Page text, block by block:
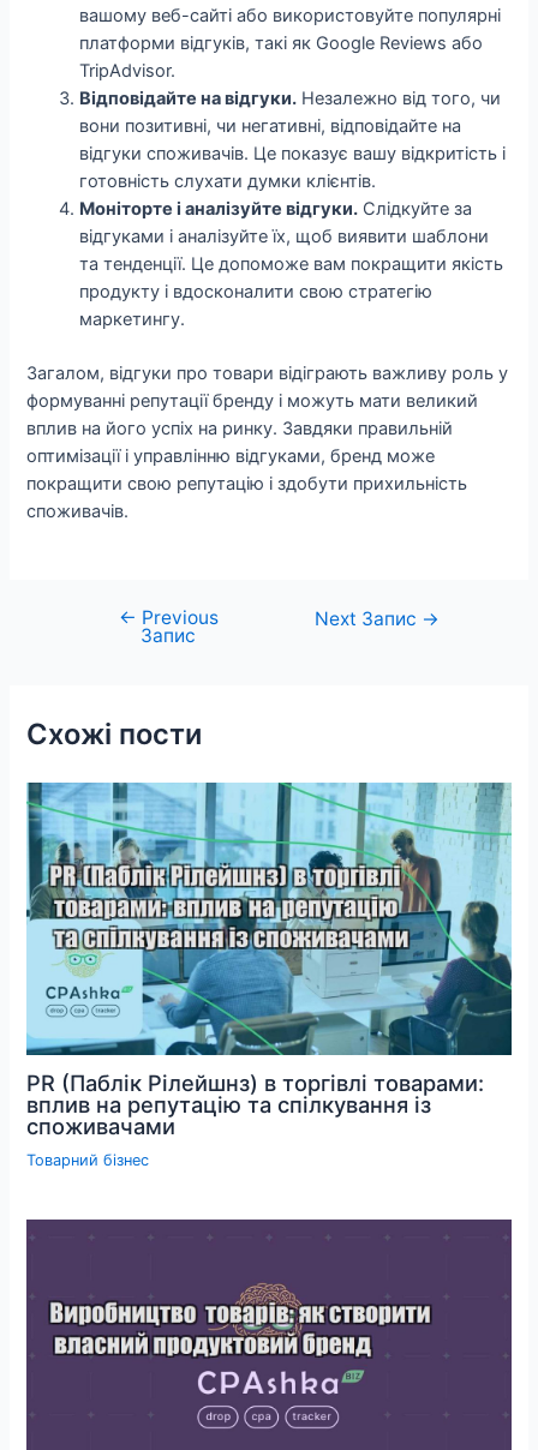
вашому веб-сайті або використовуйте популярні
платформи відгуків, такі як Google Reviews або
TripAdvisor.
Відповідайте на відгуки. Незалежно від того, чи
вони позитивні, чи негативні, відповідайте на
відгуки споживачів. Це показує вашу відкритість і
готовність слухати думки клієнтів.
Моніторте і аналізуйте відгуки. Слідкуйте за
відгуками і аналізуйте їх, щоб виявити шаблони
та тенденції. Це допоможе вам покращити якість
продукту і вдосконалити свою стратегію
маркетингу.
Загалом, відгуки про товари відіграють важливу роль у
формуванні репутації бренду і можуть мати великий
вплив на його успіх на ринку. Завдяки правильній
оптимізації і управлінню відгуками, бренд може
покращити свою репутацію і здобути прихильність
споживачів.
Навігація
← Previous
Запис
Next Запис →
Схожі пости
PR (Паблік Рілейшнз) в торгівлі товарами:
вплив на репутацію та спілкування із
споживачами
Товарний бізнес